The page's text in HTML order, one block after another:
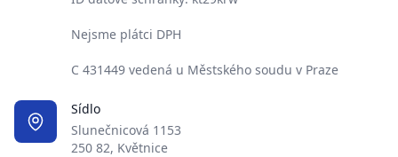
Nejsme plátci DPH
C 431449 vedená u Městského soudu v Praze
Sídlo
Slunečnicová 1153
250 82, Květnice